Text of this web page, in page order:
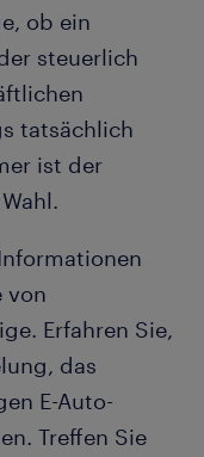
ob ein
steuerlich
tatsächlich
ist der
von
Erfahren Sie,
das
E-Auto-
Treffen Sie